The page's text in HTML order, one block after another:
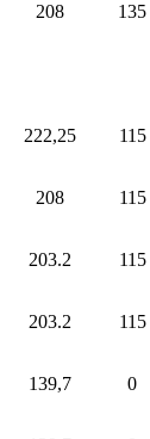
208 135
222,25 115
208 115
203.2 115
203.2 115
139,7 0